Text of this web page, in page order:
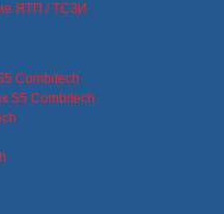
ЯТП / ТСЗИ
Combitech
S5 Combitech